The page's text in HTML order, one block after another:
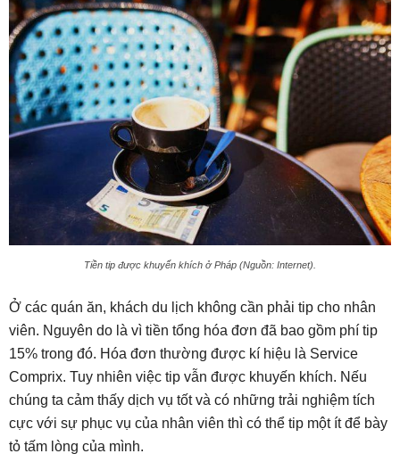
Tiền tip được khuyến khích ở Pháp (Nguồn: Internet).
Ở các quán ăn, khách du lịch không cần phải tip cho nhân
viên. Nguyên do là vì tiền tổng hóa đơn đã bao gồm phí tip
15% trong đó. Hóa đơn thường được kí hiệu là Service
Comprix. Tuy nhiên việc tip vẫn được khuyến khích. Nếu
chúng ta cảm thấy dịch vụ tốt và có những trải nghiệm tích
cực với sự phục vụ của nhân viên thì có thể tip một ít để bày
tỏ tấm lòng của mình.